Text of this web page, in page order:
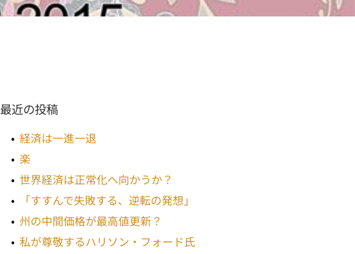
最近の投稿
経済は一進一退
楽
世界経済は正常化へ向かうか？
「すすんで失敗する、逆転の発想」
州の中間価格が最高値更新？
私が尊敬するハリソン・フォード氏